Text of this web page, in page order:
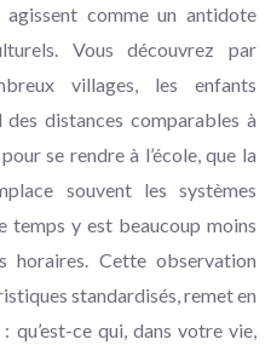
comme un antidote
Vous découvrez par
villages, les enfants
distances comparables à
se rendre à l’école, que la
souvent les systèmes
temps y est beaucoup moins
horaires. Cette observation
standardisés, remet en
ce qui, dans votre vie,